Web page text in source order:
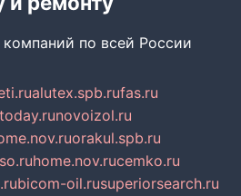
по всей России
alutex.spb.rufas.ru
novoizol.ru
orakul.spb.ru
home.nov.rucemko.ru
bicom-oil.rusuperiorsearch.ru